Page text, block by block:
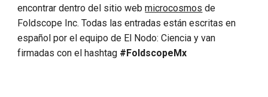
encontrar dentro del sitio webmicrocosmos de
Foldscope Inc. Todas las entradas están escritas en
español por el equipo de El Nodo: Ciencia y van
firmadas con el hashtag #FoldscopeMx